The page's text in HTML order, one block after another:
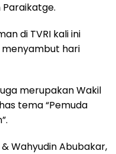
di TVRI kali ini
hari
merupakan Wakil
tema “Pemuda
Wahyudin Abubakar,